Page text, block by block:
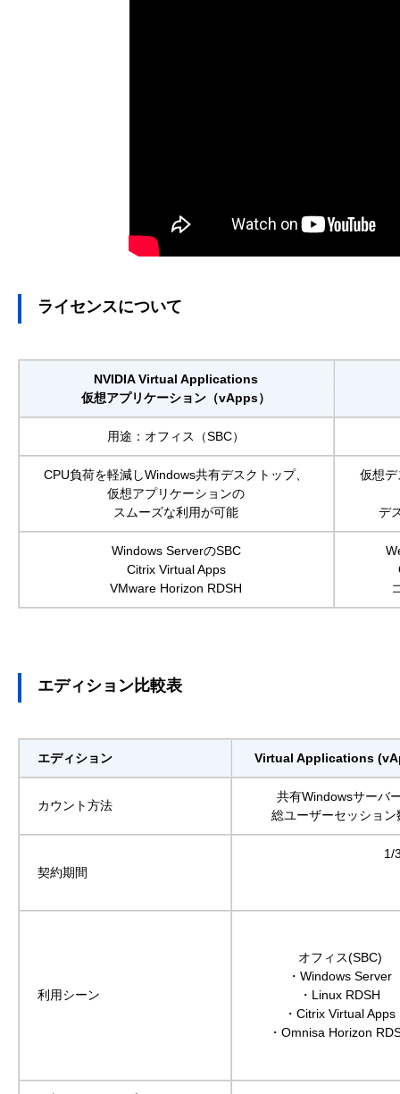
ライセンスについて
NVIDIA Virtual Applications
仮想アプリケーション（vApps）
用途：オフィス（SBC）
CPU負荷を軽減しWindows共有デスクトップ、
仮想アプリケーションの
スムーズな利用が可能
仮想デ
デ
Windows ServerのSBC
Citrix Virtual Apps
VMware Horizon RDSH
エディション比較表
エディション Virtual Applications
カウント方法
共有Windowsサーバ
総ユーザーセッション
契約期間
1/
利用シーン
オフィス(SBC)
・Windows Server
・Linux RDSH
・Citrix Virtual Apps
・Omnisa Horizon